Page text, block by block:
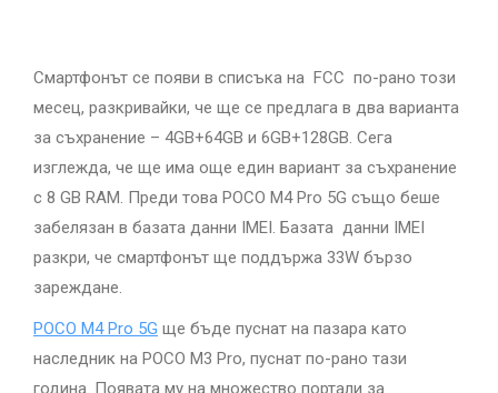
Смартфонът се появи в списъка на FCC по-рано този
месец, разкривайки, че ще се предлага в два варианта
за съхранение – 4GB+64GB и 6GB+128GB. Сега
изглежда, че ще има още един вариант за съхранение
с 8 GB RAM. Преди това POCO M4 Pro 5G също беше
забелязан в базата данни IMEI. Базата данни IMEI
разкри, че смартфонът ще поддържа 33W бързо
зареждане.
POCO M4 Pro 5G ще бъде пуснат на пазара като
наследник на POCO M3 Pro, пуснат по-рано тази
година. Появата му на множество портали за